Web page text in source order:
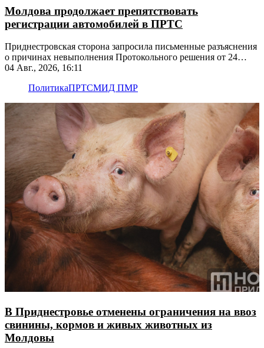
Молдова продолжает препятствовать
регистрации автомобилей в ПРТС
Приднестровская сторона запросила письменные разъяснения
о причинах невыполнения Протокольного решения от 24
апреля 2018 года
04 Авг., 2026, 16:11
ПолитикаПРТСМИД ПМР
В Приднестровье отменены ограничения на ввоз
свинины, кормов и живых животных из
Молдовы